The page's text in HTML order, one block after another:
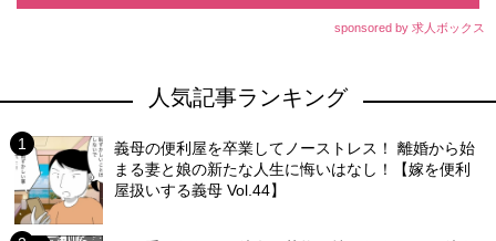
sponsored by 求人ボックス
人気記事ランキング
義母の便利屋を卒業してノーストレス！ 離婚から始
まる妻と娘の新たな人生に悔いはなし！【嫁を便利
屋扱いする義母 Vol.44】